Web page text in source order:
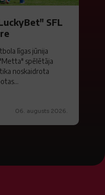
SFL
līgas jūnija
spēlētāja
noskaidrota
06. augusts 2026.